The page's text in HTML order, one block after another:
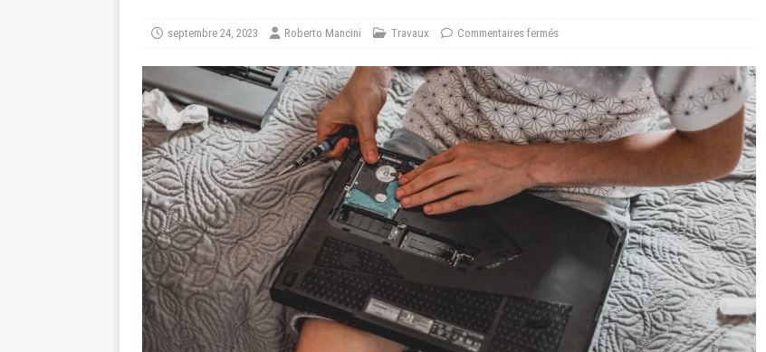
septembre 24, 2023 Roberto Mancini Travaux Commentaires fermés